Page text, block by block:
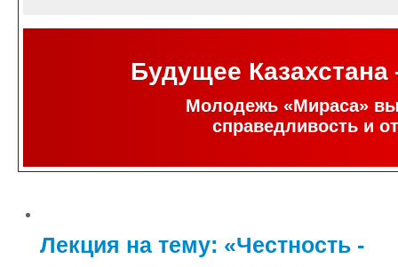
Будущее
Молодежь «Мираса»
справедливость и
Лекция на тему: «Честность -